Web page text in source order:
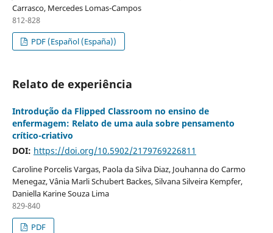
Carrasco, Mercedes Lomas-Campos
812-828
PDF (Español (España))
Relato de experiência
Introdução da Flipped Classroom no ensino de
enfermagem: Relato de uma aula sobre pensamento
crítico-criativo
DOI: https://doi.org/10.5902/2179769226811
Caroline Porcelis Vargas, Paola da Silva Diaz, Jouhanna do Carmo
Menegaz, Vânia Marli Schubert Backes, Silvana Silveira Kempfer,
Daniella Karine Souza Lima
829-840
PDF